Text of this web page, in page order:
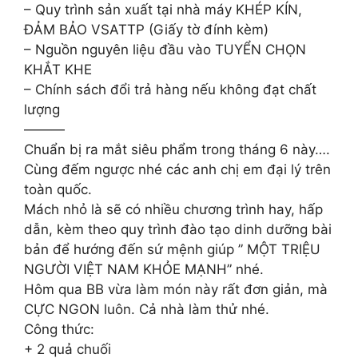
– Quy trình sản xuất tại nhà máy KHÉP KÍN,
ĐẢM BẢO VSATTP (Giấy tờ đính kèm)
– Nguồn nguyên liệu đầu vào TUYỂN CHỌN
KHẮT KHE
– Chính sách đổi trả hàng nếu không đạt chất
lượng
———
Chuẩn bị ra mắt siêu phẩm trong tháng 6 này….
Cùng đếm ngược nhé các anh chị em đại lý trên
toàn quốc.
Mách nhỏ là sẽ có nhiều chương trình hay, hấp
dẫn, kèm theo quy trình đào tạo dinh dưỡng bài
bản để hướng đến sứ mệnh giúp ” MỘT TRIỆU
NGƯỜI VIỆT NAM KHỎE MẠNH” nhé.
Hôm qua BB vừa làm món này rất đơn giản, mà
CỰC NGON luôn. Cả nhà làm thử nhé.
Công thức:
+ 2 quả chuối